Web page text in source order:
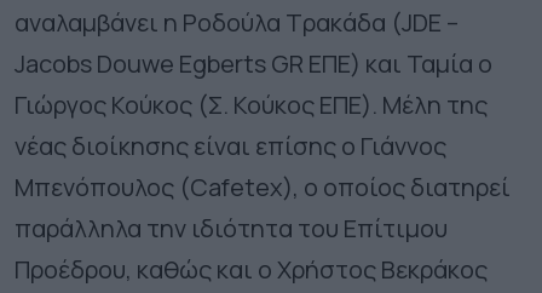
αναλαμβάνει η Ροδούλα Τρακάδα (JDE –
Jacobs Douwe Egberts GR ΕΠΕ) και Ταμία ο
Γιώργος Κούκος (Σ. Κούκος ΕΠΕ). Μέλη της
νέας διοίκησης είναι επίσης ο Γιάννος
Μπενόπουλος (Cafetex), ο οποίος διατηρεί
παράλληλα την ιδιότητα του Επίτιμου
Προέδρου, καθώς και ο Χρήστος Βεκράκος